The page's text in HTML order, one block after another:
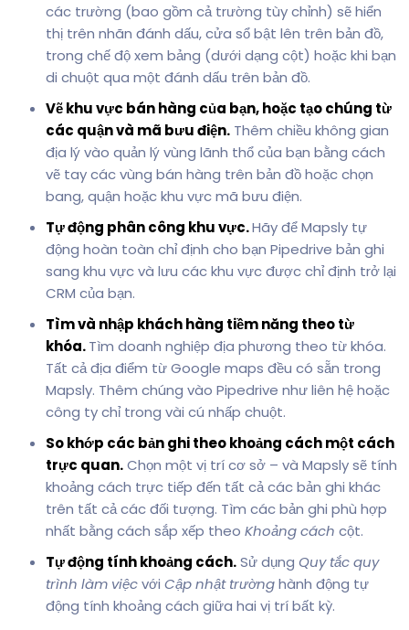
các trường (bao gồm cả trường tùy chỉnh) sẽ hiển
thị trên nhãn đánh dấu, cửa sổ bật lên trên bản đồ,
trong chế độ xem bảng (dưới dạng cột) hoặc khi bạn
di chuột qua một đánh dấu trên bản đồ.
Vẽ khu vực bán hàng của bạn, hoặc tạo chúng từ
các quận và mã bưu điện. Thêm chiều không gian
địa lý vào quản lý vùng lãnh thổ của bạn bằng cách
vẽ tay các vùng bán hàng trên bản đồ hoặc chọn
bang, quận hoặc khu vực mã bưu điện.
Tự động phân công khu vực.Hãy để Mapsly tự
động hoàn toàn chỉ định cho bạn Pipedrive bản ghi
sang khu vực và lưu các khu vực được chỉ định trở lại
CRM của bạn.
Tìm và nhập khách hàng tiềm năng theo từ
khóa.Tìm doanh nghiệp địa phương theo từ khóa.
Tất cả địa điểm từ Google maps đều có sẵn trong
Mapsly. Thêm chúng vào Pipedrive như liên hệ hoặc
công ty chỉ trong vài cú nhấp chuột.
So khớp các bản ghi theo khoảng cách một cách
trực quan.Chọn một vị trí cơ sở – và Mapsly sẽ tính
khoảng cách trực tiếp đến tất cả các bản ghi khác
trên tất cả các đối tượng. Tìm các bản ghi phù hợp
nhất bằng cách sắp xếp theo Khoảng cách cột.
Tự động tính khoảng cách.Sử dụng Quy tắc quy
trình làm việcvới Cập nhật trườnghành động tự
động tính khoảng cách giữa hai vị trí bất kỳ.